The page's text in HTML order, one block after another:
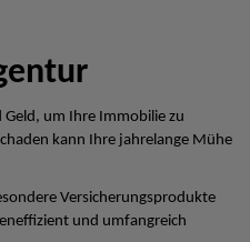
Geld, um Ihre Immobilie zu
kann Ihre jahrelange Mühe
Versicherungsprodukte
und umfangreich